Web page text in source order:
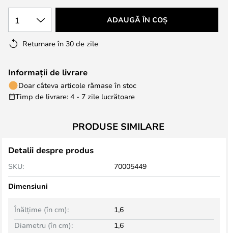
images
gallery
1 ADAUGĂ ÎN COȘ
Returnare în 30 de zile
Informații de livrare
Doar câteva articole rămase în stoc
Timp de livrare: 4 - 7 zile lucrătoare
PRODUSE SIMILARE
Detalii despre produs
SKU: 70005449
Dimensiuni
Înălțime (în cm):
1,6
Diametru (în cm):
1,6